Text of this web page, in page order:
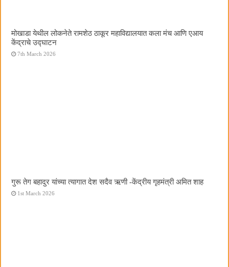
मोखाडा येथील लोकनेते रामशेठ ठाकूर महाविद्यालयात कला मंच आणि एआय
केंद्राचे उद्घाटन
7th March 2026
गुरू तेग बहादुर यांच्या त्यागात देश सदैव ऋणी -केंद्रीय गृहमंत्री अमित शाह
1st March 2026